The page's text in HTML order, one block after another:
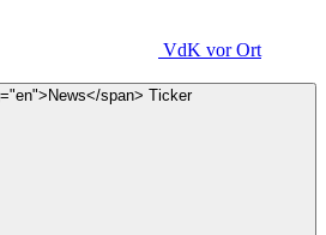
VdK vor Ort
span> Ticker